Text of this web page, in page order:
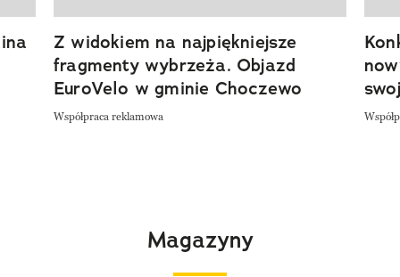
Z widokiem na najpiękniejsze
fragmenty wybrzeża. Objazd
EuroVelo w gminie Choczewo
Współpraca reklamowa
Magazyny